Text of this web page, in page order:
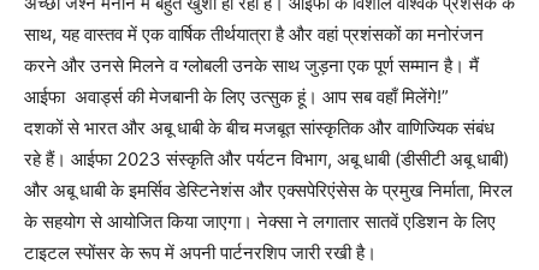
साथ, यह वास्तव में एक वार्षिक तीर्थयात्रा है और वहां प्रशंसकों का मनोरंजन
करने और उनसे मिलने व ग्लोबली उनके साथ जुड़ना एक पूर्ण सम्मान है। मैं
आईफा अवार्ड्स की मेजबानी के लिए उत्सुक हूं। आप सब वहाँ मिलेंगे!”
दशकों से भारत और अबू धाबी के बीच मजबूत सांस्कृतिक और वाणिज्यिक संबंध
रहे हैं। आईफा 2023 संस्कृति और पर्यटन विभाग, अबू धाबी (डीसीटी अबू धाबी)
और अबू धाबी के इमर्सिव डेस्टिनेशंस और एक्सपेरिएंसेस के प्रमुख निर्माता, मिरल
के सहयोग से आयोजित किया जाएगा। नेक्सा ने लगातार सातवें एडिशन के लिए
टाइटल स्पोंसर के रूप में अपनी पार्टनरशिप जारी रखी है।